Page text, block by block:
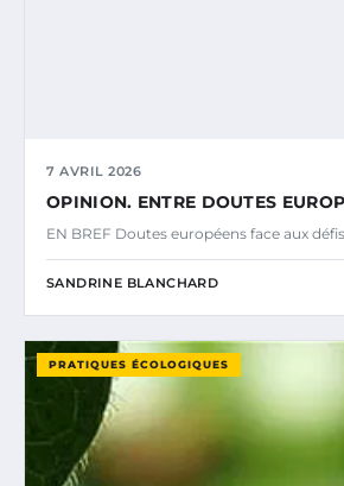
7 AVRIL 2026
OPINION. ENTRE DOUTES
EN BREF Doutes européens face aux
SANDRINE BLANCHARD
PRATIQUES ÉCOLOGIQUES